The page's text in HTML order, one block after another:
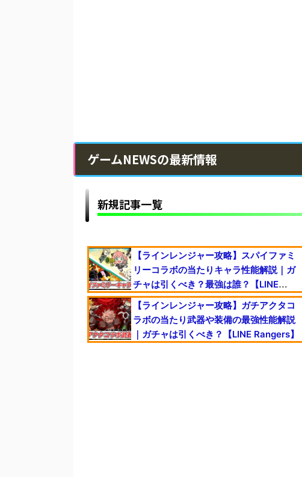
ゲームNEWSの最新情報
新規記事一覧
【ラインレンジャー攻略】スパイファミ
リーコラボの当たりキャラ性能解説｜ガ
チャは引くべき？最強は誰？【LINE
Rangers×SPY×FAMILY】
【ラインレンジャー攻略】ガチアクタコ
ラボの当たり武器や装備の最強性能解説
｜ガチャは引くべき？【LINE Rangers】